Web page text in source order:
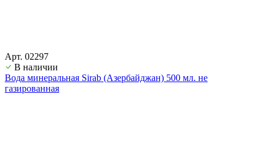
Арт. 02297
В наличии
Вода минеральная Sirab (Азербайджан) 500 мл. не
газированная